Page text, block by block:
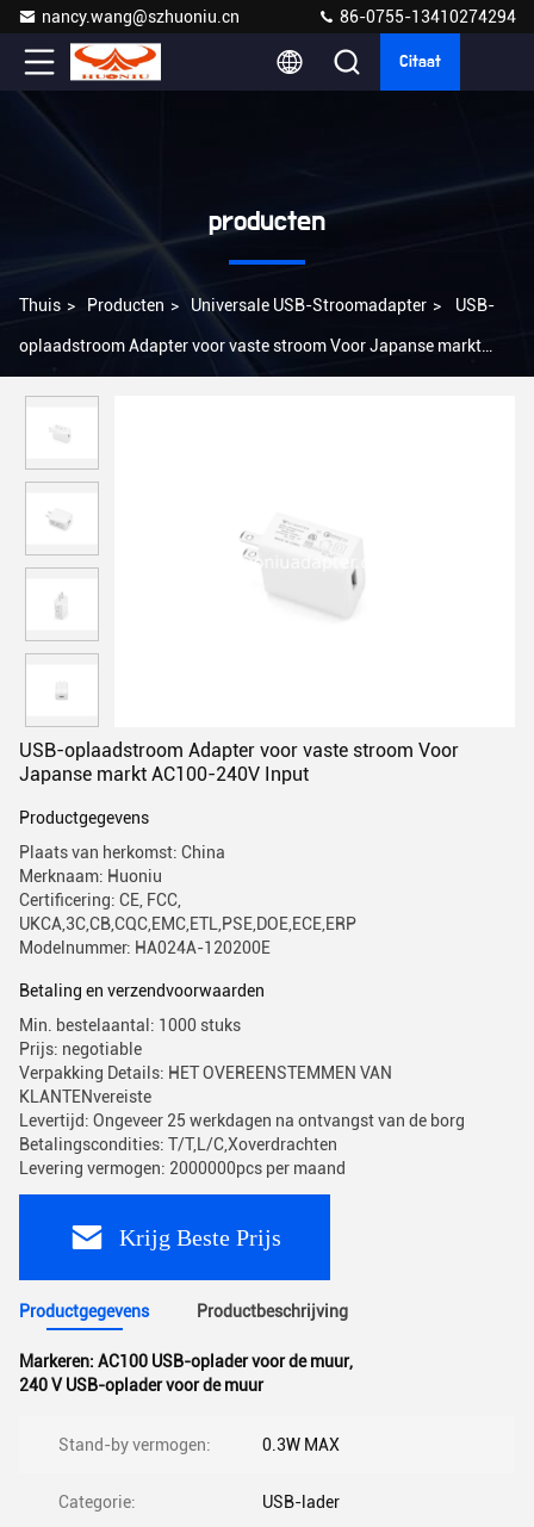
nancy.wang@szhuoniu.cn 86-0755-13410274294
Citaat
producten
Thuis > Producten > Universale USB-Stroomadapter > USB-
oplaadstroom Adapter voor vaste stroom Voor Japanse markt
USB-oplaadstroom Adapter voor vaste stroom Voor
Japanse markt AC100-240V Input
Productgegevens
Plaats van herkomst: China
Merknaam: Huoniu
Certificering: CE, FCC,
UKCA,3C,CB,CQC,EMC,ETL,PSE,DOE,ECE,ERP
Modelnummer: HA024A-120200E
Betaling en verzendvoorwaarden
Min. bestelaantal: 1000 stuks
Prijs: negotiable
Verpakking Details: HET OVEREENSTEMMEN VAN
KLANTENvereiste
Levertijd: Ongeveer 25 werkdagen na ontvangst van de borg
Betalingscondities: T/T,L/C,Xoverdrachten
Levering vermogen: 2000000pcs per maand
Krijg Beste Prijs
Productgegevens Productbeschrijving
Markeren: AC100 USB-oplader voor de muur,
240 V USB-oplader voor de muur
Stand-by vermogen: 0.3W MAX
Categorie: USB-lader